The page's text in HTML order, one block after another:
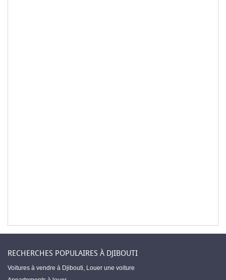
RECHERCHES POPULAIRES À DJIBOUTI
Voitures à vendre à Djibouti, Louer une voiture